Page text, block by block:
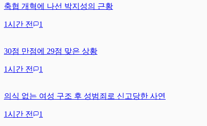
축협 개혁에 나선 박지성의 근황
1시간 전 1
30점 만점에 29점 맞은 상황
1시간 전 1
의식 없는 여성 구조 후 성범죄로 신고당한 사연
1시간 전 1